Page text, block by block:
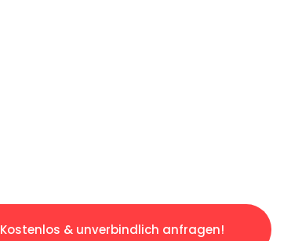
Kostenlos & unverbindlich anfragen!